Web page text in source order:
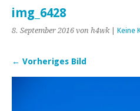
img_6428
8. September 2016 von h4wk| Keine
← Vorheriges Bild